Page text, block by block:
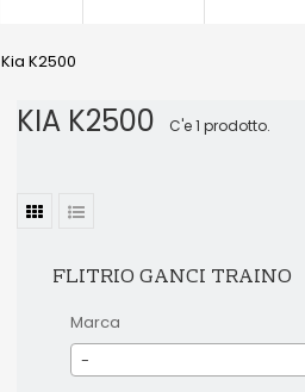
Kia K2500
KIA K2500 C'e 1 prodotto.
FLITRIO GANCI TRAINO
Marca
-